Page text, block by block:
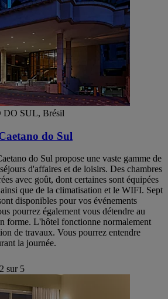
SUL, Brésil
do Sul
do Sul propose une vaste gamme de
d'affaires et de loisirs. Des chambres
avec goût, dont certaines sont équipées
que de la climatisation et le WIFI. Sept
disponibles pour vos événements
pourrez également vous détendre au
forme. L'hôtel fonctionne normalement
de travaux. Vous pourrez entendre
la journée.
sur 5